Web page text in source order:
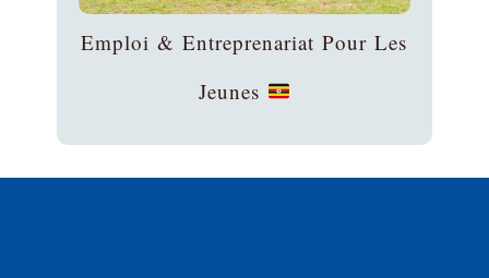
Emploi & Entreprenariat Pour Les
Jeunes